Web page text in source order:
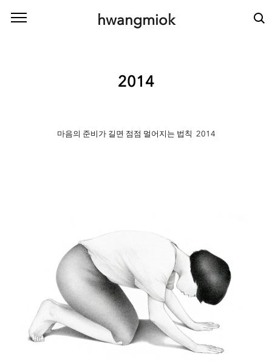
hwangmiok
2014
마음의 준비가 길면 점점 멀어지는 법칙 2014